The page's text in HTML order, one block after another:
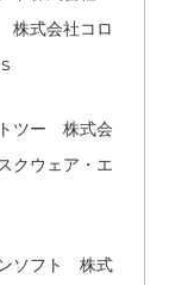
株式会社コロ
ツー 株式会
クウェア・エ
ソフト 株式